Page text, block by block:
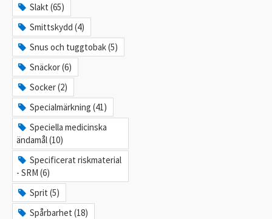
Slakt (65)
Smittskydd (4)
Snus och tuggtobak (5)
Snäckor (6)
Socker (2)
Specialmärkning (41)
Speciella medicinska
ändamål (10)
Specificerat riskmaterial
- SRM (6)
Sprit (5)
Spårbarhet (18)